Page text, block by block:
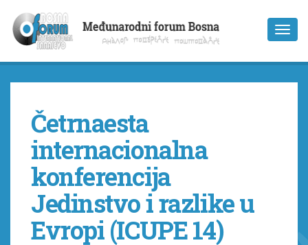
Četrnaesta
internacionalna
konferencija
Jedinstvo i razlike u
Evropi (ICUPE 14)